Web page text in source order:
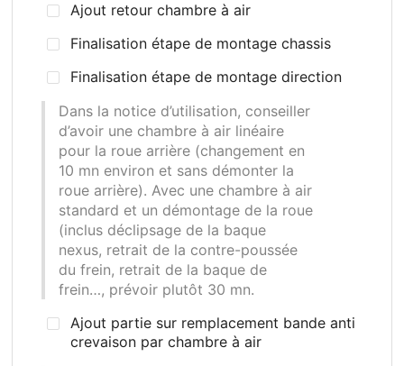
Ajout retour chambre à air
Finalisation étape de montage chassis
Finalisation étape de montage direction
Dans la notice d’utilisation, conseiller
d’avoir une chambre à air linéaire
pour la roue arrière (changement en
10 mn environ et sans démonter la
roue arrière). Avec une chambre à air
standard et un démontage de la roue
(inclus déclipsage de la baque
nexus, retrait de la contre-poussée
du frein, retrait de la baque de
frein…, prévoir plutôt 30 mn.
Ajout partie sur remplacement bande anti
crevaison par chambre à air